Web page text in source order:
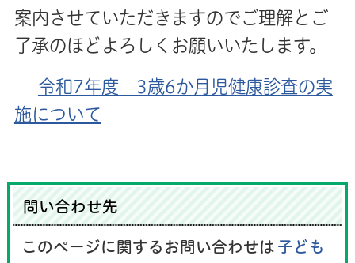
案内させていただきますのでご理解とご
了承のほどよろしくお願いいたします。
令和7年度 3歳6か月児健康診査の実
施について
問い合わせ先
このページに関するお問い合わせは 子ども